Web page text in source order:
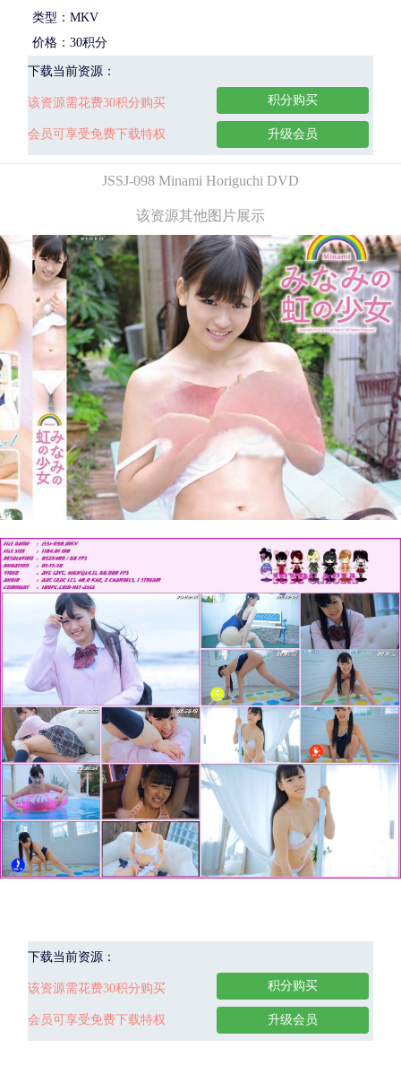
类型：MKV
价格：30积分
下载当前资源：
该资源需花费30积分购买
会员可享受免费下载特权
积分购买
升级会员
JSSJ-098 Minami Horiguchi DVD
该资源其他图片展示
下载当前资源：
该资源需花费30积分购买
会员可享受免费下载特权
积分购买
升级会员